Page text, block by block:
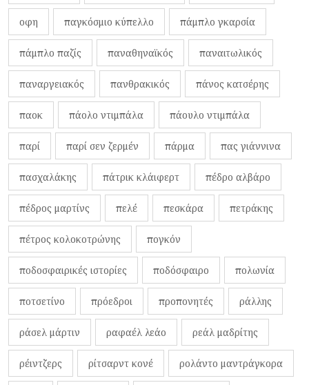
οφη παγκόσμιο κύπελλο πάμπλο γκαρσία
πάμπλο παζίς παναθηναϊκός παναιτωλικός
παναργειακός πανθρακικός πάνος κατσέρης
παοκ πάολο ντιμπάλα πάουλο ντιμπάλα
παρί παρί σεν ζερμέν πάρμα πας γιάννινα
πασχαλάκης πάτρικ κλάιφερτ πέδρο αλβάρο
πέδρος μαρτίνς πελέ πεσκάρα πετράκης
πέτρος κολοκοτρώνης πογκόν
ποδοσφαιρικές ιστορίες ποδόσφαιρο πολωνία
ποτσετίνο πρόεδροι προπονητές ράλλης
ράσελ μάρτιν ραφαέλ λεάο ρεάλ μαδρίτης
ρέιντζερς ρίτσαρντ κονέ ρολάντο μαντράγκορα